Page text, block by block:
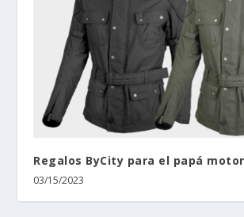
Regalos ByCity para el papá
03/15/2023